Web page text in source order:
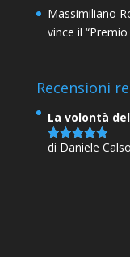
Massimiliano
vince il
Recensioni
La volontà
Valutato5
di Daniele